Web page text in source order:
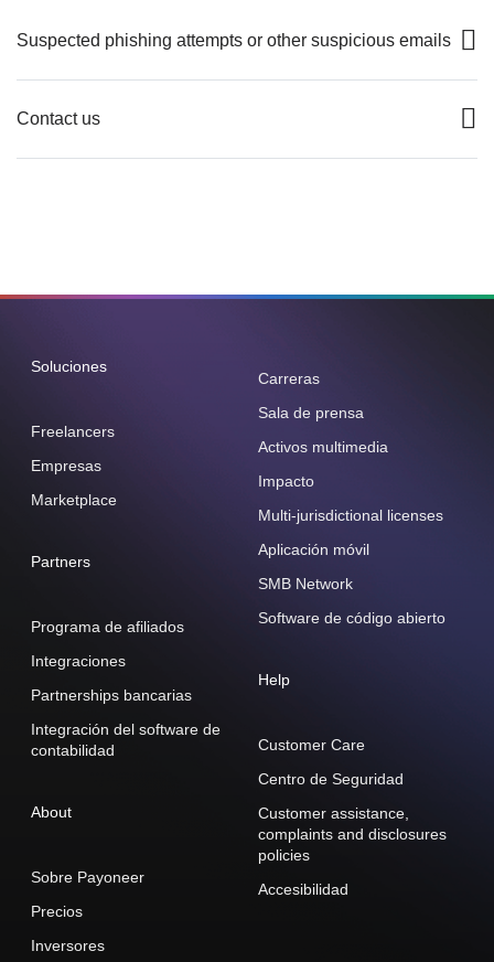
Suspected phishing attempts or other suspicious emails
Contact us
Soluciones
Freelancers
Empresas
Marketplace
Partners
Programa de afiliados
Integraciones
Partnerships bancarias
Integración del software de
contabilidad
About
Sobre Payoneer
Precios
Inversores
Carreras
Sala de prensa
Activos multimedia
Impacto
Multi-jurisdictional licenses
Aplicación móvil
SMB Network
Software de código abierto
Help
Customer Care
Centro de Seguridad
Customer assistance,
complaints and disclosures
policies
Accesibilidad